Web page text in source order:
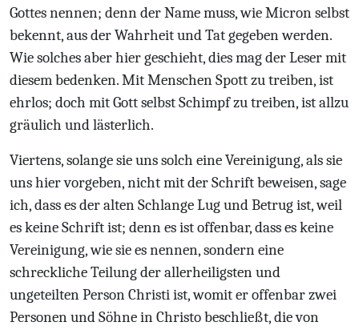
Gottes nennen; denn der Name muss, wie Micron selbst
bekennt, aus der Wahrheit und Tat gegeben werden.
Wie solches aber hier geschieht, dies mag der Leser mit
diesem bedenken. Mit Menschen Spott zu treiben, ist
ehrlos; doch mit Gott selbst Schimpf zu treiben, ist allzu
gräulich und lästerlich.
Viertens, solange sie uns solch eine Vereinigung, als sie
uns hier vorgeben, nicht mit der Schrift beweisen, sage
ich, dass es der alten Schlange Lug und Betrug ist, weil
es keine Schrift ist; denn es ist offenbar, dass es keine
Vereinigung, wie sie es nennen, sondern eine
schreckliche Teilung der allerheiligsten und
ungeteilten Person Christi ist, womit er offenbar zwei
Personen und Söhne in Christo beschließt, die von